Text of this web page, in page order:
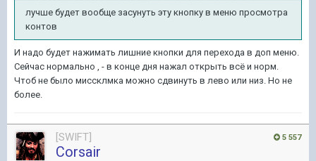
лучше будет вообще засунуть эту кнопку в меню просмотра
контов
И надо будет нажимать лишние кнопки для перехода в доп меню.
Сейчас нормально , - в конце дня нажал открыть всё и норм.
Чтоб не было миссклмка можно сдвинуть в лево или низ. Но не
более.
5 557
[SWIFT]
Corsair